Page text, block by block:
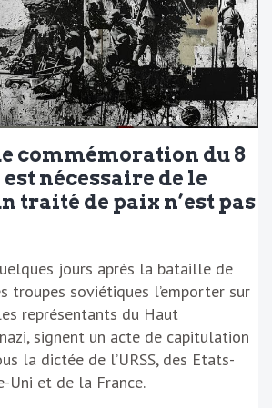
commémoration du 8
nécessaire de le
traité de paix n’est pas
jours après la bataille de
troupes soviétiques l’emporter sur
représentants du Haut
signent un acte de capitulation
la dictée de l’URSS, des Etats-
Uni et de la France.